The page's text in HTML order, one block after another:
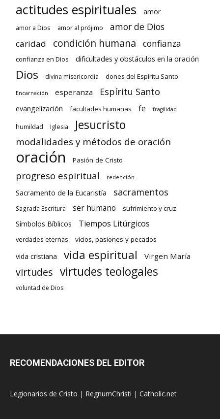
actitudes espirituales amor
amor a Dios amor al prójimo amor de Dios
caridad condición humana confianza
confianza en Dios dificultades y obstáculos en la oración
Dios divina misericordia dones del Espíritu Santo
Encarnación esperanza Espíritu Santo
evangelización facultades humanas fe fragilidad
humildad Iglesia Jesucristo
modalidades y métodos de oración
oración Pasión de Cristo
progreso espiritual redención
Sacramento de la Eucaristía sacramentos
Sagrada Escritura ser humano sufrimiento y cruz
Símbolos Bíblicos Tiempos Litúrgicos
verdades eternas vicios, pasiones y pecados
vida cristiana vida espiritual Virgen María
virtudes virtudes teologales
voluntad de Dios
RECOMENDACIONES DEL EDITOR
Legionarios de Cristo | RegnumChristi | Catholic.net